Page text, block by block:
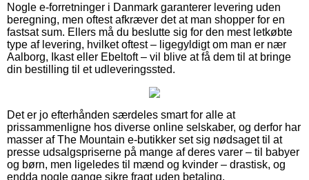
Nogle e-forretninger i Danmark garanterer levering uden
beregning, men oftest afkræver det at man shopper for en
fastsat sum. Ellers må du beslutte sig for den mest letkøbte
type af levering, hvilket oftest – ligegyldigt om man er nær
Aalborg, Ikast eller Ebeltoft – vil blive at få dem til at bringe
din bestilling til et udleveringssted.
Det er jo efterhånden særdeles smart for alle at
prissammenligne hos diverse online selskaber, og derfor har
masser af The Mountain e-butikker set sig nødsaget til at
presse udsalgspriserne på mange af deres varer – til babyer
og børn, men ligeledes til mænd og kvinder – drastisk, og
endda nogle gange sikre fragt uden betaling.